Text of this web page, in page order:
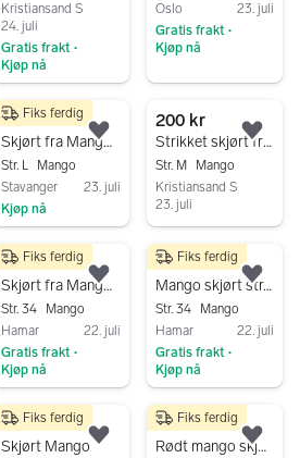
Kristiansand S
24. juli
Gratis frakt •
Kjøp nå
Oslo
23. juli
Gratis frakt •
Kjøp nå
Gå til annonsen
300 kr
Skjørt fra Mango strl L- ubrukt
Str. L
Mango
Stavanger
23. juli
Kjøp nå
Fiks ferdig
Legg til som favoritt.
200 kr
Strikket skjørt fra Mango
Str. M
Mango
Kristiansand S
23. juli
Gå til annonsen
70 kr
Skjørt fra Mango str. 34
Str. 34
Mango
Hamar
22. juli
Gratis frakt •
Kjøp nå
Fiks ferdig
Legg til som favoritt.
70 kr
Mango skjørt str. 34
Str. 34
Mango
Hamar
22. juli
Gratis frakt •
Kjøp nå
Fiks ferdig
450 kr
Skjørt Mango
Fiks ferdig
Legg til som favoritt.
150 kr
Rødt mango skjørt - Xs
Fiks ferdig